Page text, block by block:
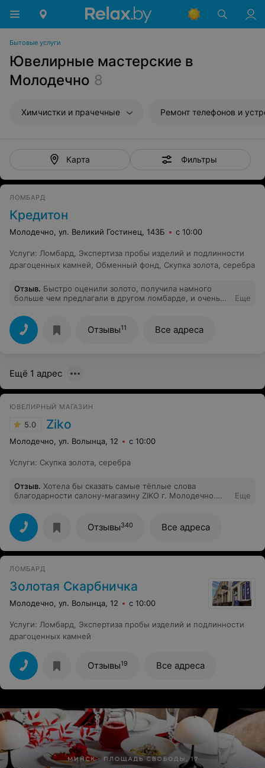
Бытовые услуги
Ювелирные мастерские в
Молодечно 8
Химчистки и прачечные Ремонт телефонов и устройств
Карта Фильтры
ЛОМБАРД
Кредитон
Молодечно, ул. Великий Гостинец, 143Б с 10:00
Услуги: Ломбард
Экспертиза пробы изделий и подлинности
драгоценных камней
Обменный фонд Скупка золота, серебра
Отзыв. Быстро оценили золото, получила намного
больше чем предлагали в другом ломбарде, и очень
Еще
Отзывы11 Все адреса
Ещё 1 адрес
ЮВЕЛИРНЫЙ МАГАЗИН
5.0 Ziko
Молодечно, ул. Волынца, 12 с 10:00
Услуги: Скупка золота, серебра
Отзыв. Хотела бы сказать самые тёплые слова
благодарности салону-магазину ZIKO г. Молодечно.
заказами и доставкой в наш город.Не пришлось ехать в
Минск.В короткие сроки я получила звонок ...и
желанные серьги ,и подвески.Спасибо Вам за ваш труд
и с наступающим женским праздником!!!
Еще
Отзывы340 Все адреса
ЛОМБАРД
Золотая Скарбничка
Молодечно, ул. Волынца, 12 с 10:00
Услуги: Ломбард
Экспертиза пробы изделий и подлинности
драгоценных камней
Отзывы19 Все адреса